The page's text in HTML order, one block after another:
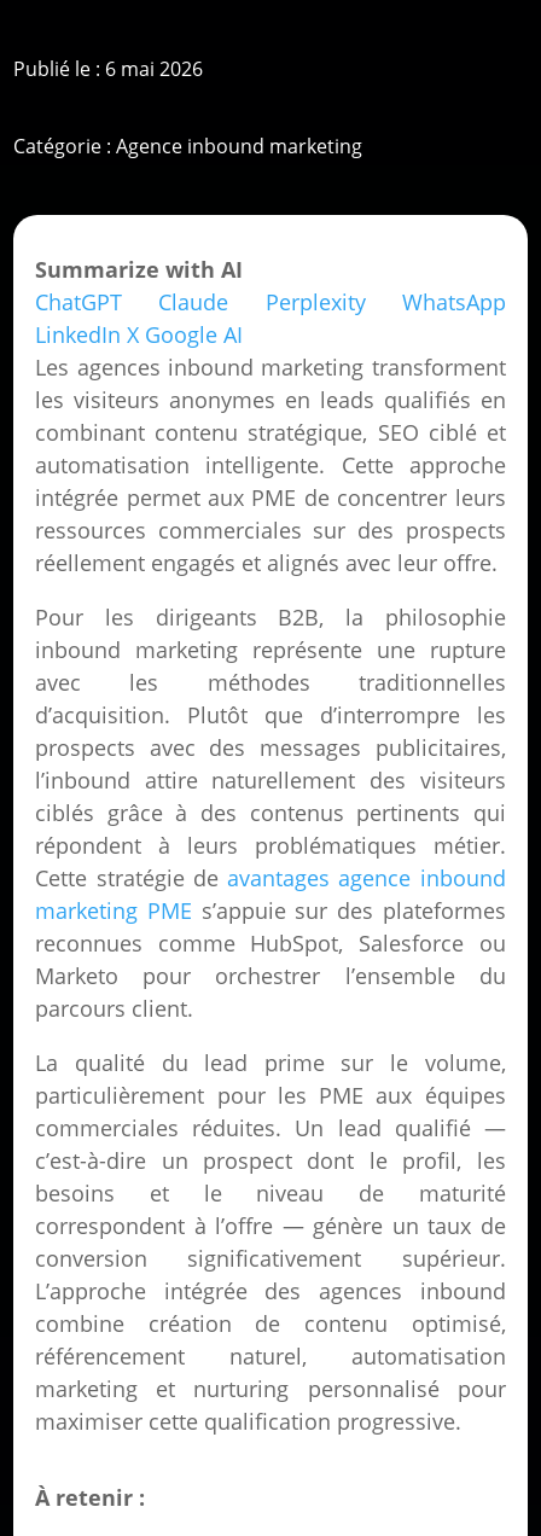
Publié le : 6 mai 2026
Catégorie :Agence inbound marketing
Summarize with AI
ChatGPT
Claude Perplexity
WhatsApp
LinkedIn X Google AI
Les agences inbound marketing transforment
les visiteurs anonymes en leads qualifiés en
combinant contenu stratégique, SEO ciblé et
automatisation intelligente. Cette approche
intégrée permet aux PME de concentrer leurs
ressources commerciales sur des prospects
réellement engagés et alignés avec leur offre.
Pour les dirigeants B2B, la philosophie
inbound marketing représente une rupture
avec les méthodes traditionnelles
d’acquisition. Plutôt que d’interrompre les
prospects avec des messages publicitaires,
l’inbound attire naturellement des visiteurs
ciblés grâce à des contenus pertinents qui
répondent à leurs problématiques métier.
Cette stratégie de avantages agence inbound
marketing PME s’appuie sur des plateformes
reconnues comme HubSpot, Salesforce ou
Marketo pour orchestrer l’ensemble du
parcours client.
La qualité du lead prime sur le volume,
particulièrement pour les PME aux équipes
commerciales réduites. Un lead qualifié —
c’est-à-dire un prospect dont le profil, les
besoins et le niveau de maturité
correspondent à l’offre — génère un taux de
conversion significativement supérieur.
L’approche intégrée des agences inbound
combine création de contenu optimisé,
référencement naturel, automatisation
marketing et nurturing personnalisé pour
maximiser cette qualification progressive.
À retenir :